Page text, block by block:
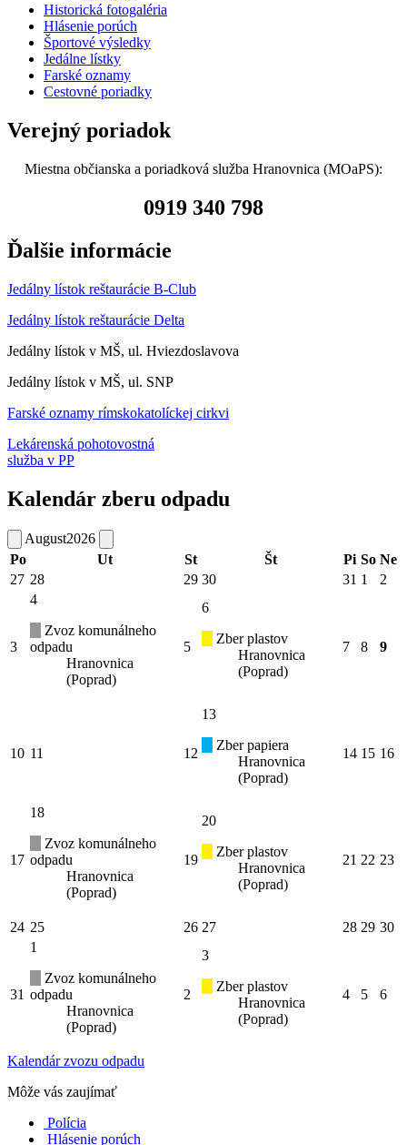
Historická fotogaléria
Hlásenie porúch
Športové výsledky
Jedálne lístky
Farské oznamy
Cestovné poriadky
Verejný poriadok
Miestna občianska a poriadková služba Hranovnica (MOaPS):
0919 340 798
Ďalšie informácie
Jedálny lístok reštaurácie B-Club
Jedálny lístok reštaurácie Delta
Jedálny lístok v MŠ, ul. Hviezdoslavova
Jedálny lístok v MŠ, ul. SNP
Farské oznamy rímskokatolíckej cirkvi
Lekárenská pohotovostná
služba v PP
Kalendár zberu odpadu
August2026
Po
Ut St Št Pi So Ne
27 28 29 30 31 1 2
3
4
Zvoz komunálneho
odpadu
Hranovnica
(Poprad)
5
6
Zber plastov
Hranovnica
(Poprad)
7 8 9
10 11 12
13
Zber papiera
Hranovnica
(Poprad)
14 15 16
17
18
Zvoz komunálneho
odpadu
Hranovnica
(Poprad)
19
20
Zber plastov
Hranovnica
(Poprad)
21 22 23
24 25 26 27 28 29 30
31
1
Zvoz komunálneho
odpadu
Hranovnica
(Poprad)
2
3
Zber plastov
Hranovnica
(Poprad)
4 5 6
Kalendár zvozu odpadu
Môže vás zaujímať
Polícia
Hlásenie porúch